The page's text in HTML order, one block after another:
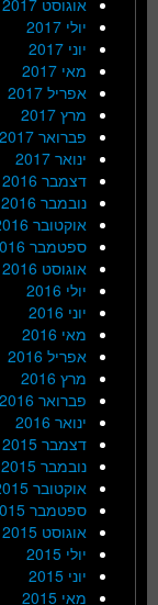
יולי 2017
יוני 2017
מאי 2017
אפריל 2017
מרץ 2017
פברואר 2017
ינואר 2017
דצמבר 2016
נובמבר 2016
אוקטובר 2016
ספטמבר 2016
אוגוסט 2016
יולי 2016
יוני 2016
מאי 2016
אפריל 2016
מרץ 2016
פברואר 2016
ינואר 2016
דצמבר 2015
נובמבר 2015
אוקטובר 2015
ספטמבר 2015
אוגוסט 2015
יולי 2015
יוני 2015
מאי 2015